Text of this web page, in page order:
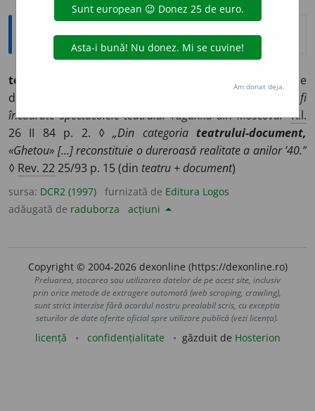
Explicative DEX
te
(Piesă de) teatru cu valoare de
document ◊
pot fi
încadrate spectacolele teatrului Taganka din Moscova.” R.l.
26 II 84 p. 2. ◊„Din categoria teatrului-document,
«Ghetou» [...] reconstituie o dureroasă realitate a anilor ’40.”
◊ Rev. 2225/93 p. 15 (din teatru + document)
sursa: DCR2 (1997) furnizată de Editura Logos
adăugată de raduborza acțiuni
Copyright © 2004-2026 dexonline (https://dexonline.ro)
Preluarea, stocarea sau utilizarea datelor de pe acest site, inclusiv
prin orice metode de extragere automată (web scraping, crawling),
sunt strict interzise fără acordul nostru prealabil scris, cu excepția
seturilor de date oferite oficial spre utilizare publică (vezi licența).
licență confidențialitate găzduit de Hosterion
Am donat deja.